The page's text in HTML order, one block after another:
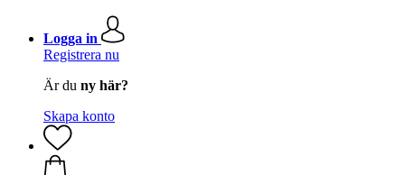
Logga in
Registrera nu
Är du ny här?
Skapa konto